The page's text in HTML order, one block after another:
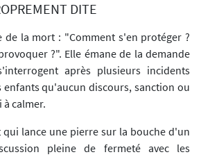
DITE
de la mort : "Comment s'en protéger ?
?". Elle émane de la demande
après plusieurs incidents
enfants qu'aucun discours, sanction ou
calmer.
qui lance une pierre sur la bouche d'un
pleine de fermeté avec les